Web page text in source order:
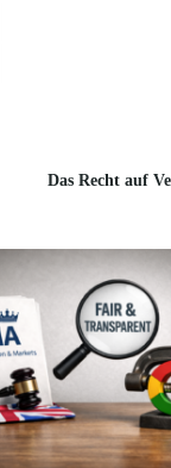
Das Recht auf